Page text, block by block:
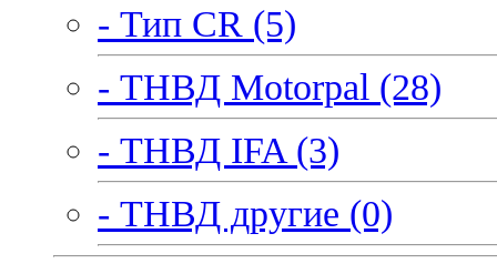
- Тип CR (5)
- ТНВД Motorpal (28)
- ТНВД IFA (3)
- ТНВД другие (0)